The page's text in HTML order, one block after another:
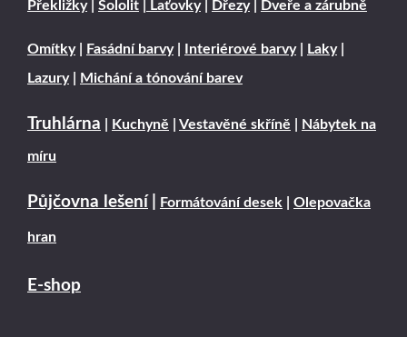
Překližky| Sololit Laťovky| Dřezy| Dveře a zárubně
Omítky| Fasádní barvy| Interiérové barvy| Laky|
Lazury| Michání a tónování barev
Truhlárna Kuchyně Vestavěné skříně Nábytek na
míru
Půjčovna lešení Formátování desek Olepovačka
hran
E-shop